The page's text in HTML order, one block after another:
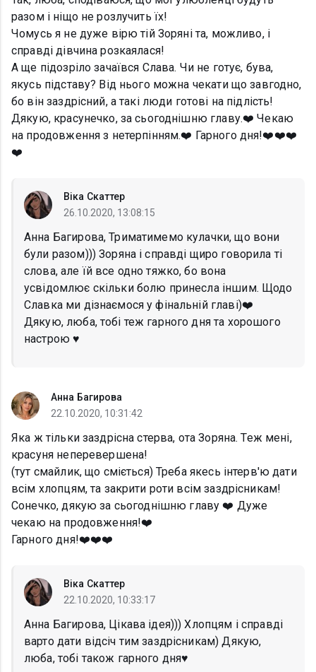
разом і ніщо не розлучить їх!
Чомусь я не дуже вірю тій Зоряні та, можливо, і
справді дівчина розкаялася!
А ще підозріло зачаївся Слава. Чи не готує, бува,
якусь підставу? Від нього можна чекати що завгодно,
бо він заздрісний, а такі люди готові на підлість!
Дякую, красунечко, за сьогоднішню главу.❤️ Чекаю
на продовження з нетерпінням.❤️ Гарного дня!❤️❤️❤️
❤️
Віка Скаттер
26.10.2020, 13:08:15
Анна Багирова, Триматимемо кулачки, що вони
були разом))) Зоряна і справді щиро говорила ті
слова, але їй все одно тяжко, бо вона
усвідомлює скільки болю принесла іншим. Щодо
Славка ми дізнаємося у фінальній главі)❤️
Дякую, люба, тобі теж гарного дня та хорошого
настрою ♥️
Анна Багирова
22.10.2020, 10:31:42
Яка ж тільки заздрісна стерва, ота Зоряна. Теж мені,
красуня неперевершена!
(тут смайлик, що сміється) Треба якесь інтерв'ю дати
всім хлопцям, та закрити роти всім заздрісникам!
Сонечко, дякую за сьогоднішню главу ❤️ Дуже
чекаю на продовження!❤️
Гарного дня!❤️❤️❤️
Віка Скаттер
22.10.2020, 10:33:17
Анна Багирова, Цікава ідея))) Хлопцям і справді
варто дати відсіч тим заздрісникам) Дякую,
люба, тобі також гарного дня♥️